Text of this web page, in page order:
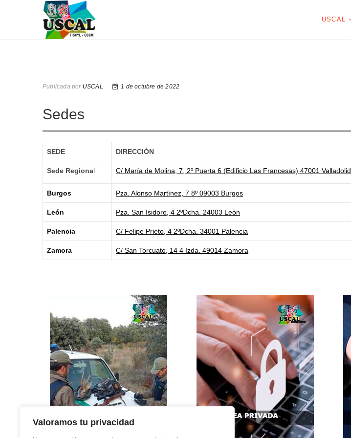
Valoramos tu privacidad
USCAL
Publicada porUSCAL 1 de octubre de 2022
Sedes
SEDE DIRECCIÓN
Sede Regional C/ María de Molina, 7, 2º Puerta 6 (Edificio Las Francesas) 47001 Valladolid
Burgos Pza. Alonso Martínez, 7 8º 09003 Burgos
León Pza. San Isidoro, 4 2ºDcha. 24003 León
Palencia C/ Felipe Prieto, 4 2ºDcha. 34001 Palencia
Zamora C/ San Torcuato, 14 4 Izda. 49014 Zamora